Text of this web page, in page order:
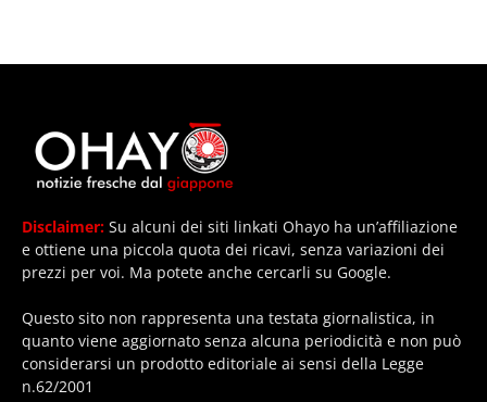
Disclaimer: Su alcuni dei siti linkati Ohayo ha un’affiliazione
e ottiene una piccola quota dei ricavi, senza variazioni dei
prezzi per voi. Ma potete anche cercarli su Google.
Questo sito non rappresenta una testata giornalistica, in
quanto viene aggiornato senza alcuna periodicità e non può
considerarsi un prodotto editoriale ai sensi della Legge
n.62/2001